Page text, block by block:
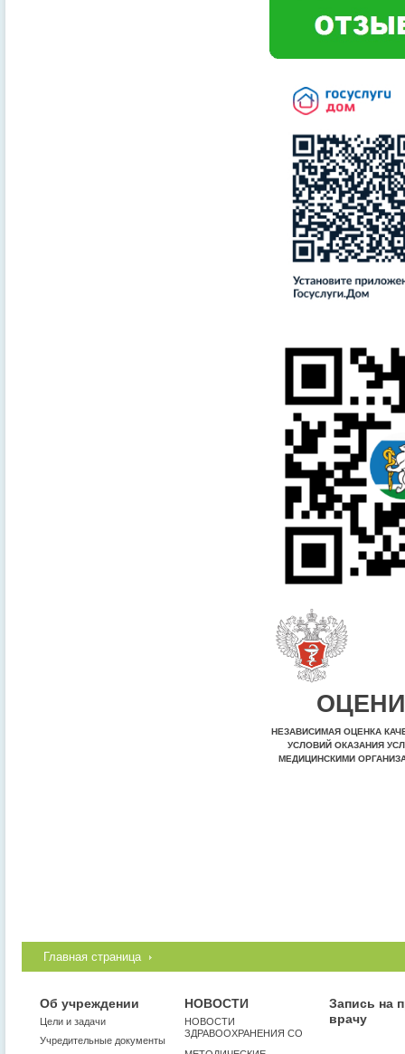
НЕЗАВИСИМАЯ ОЦЕНКА
УСЛОВИЙ ОКАЗАНИЯ
МЕДИЦИНСКИМИ
Главная страница
Об учреждении
Цели и задачи
Учредительные документы
НОВОСТИ
НОВОСТИ
ЗДРАВООХРАНЕНИЯ СО
Запись на
врачу